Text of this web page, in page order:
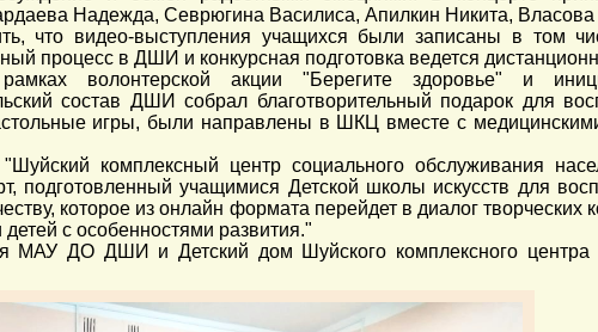
Надежда, Севрюгина Василиса, Апилкин Никита,
что видео-выступления учащихся были записаны в том
процесс в ДШИ и конкурсная подготовка ведется
волонтерской акции "Берегите здоровье" и
состав ДШИ собрал благотворительный подарок для
игры, были направлены в ШКЦ вместе с
комплексный центр социального обслуживания
подготовленный учащимися Детской школы искусств для
которое из онлайн формата перейдет в диалог творческих
с особенностями развития."
МАУ ДО ДШИ и Детский дом Шуйского комплексного центра